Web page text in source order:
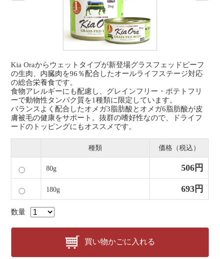
Kia Oraからウェットタイプが新登場グラスフェッドビーフ
の生肉、内臓肉を96％配合したオールライフステージ対応
の総合栄養食です。
食物アレルギーにも配慮し、グレインフリー・ポテトフリ
ーで動物性タンパク質を1種類に限定しています。
バランスよく配合したオメガ3脂肪酸とオメガ6脂肪酸が皮
膚被毛の健康をサポート。抜群の嗜好性なので、ドライフ
ードのトッピングにもオススメです。
種類 価格（税込）
80g 506円
180g 693円
数量
買い物かごに入れる